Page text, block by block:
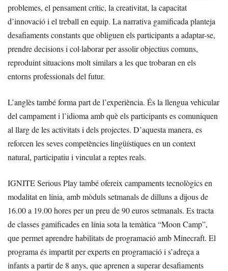
problemes, el pensament crític, la creativitat, la capacitat
d’innovació i el treball en equip. La narrativa gamificada planteja
desafiaments constants que obliguen els participants a adaptar-se,
prendre decisions i col·laborar per assolir objectius comuns,
reproduint situacions molt similars a les que trobaran en els
entorns professionals del futur.
L’anglès també forma part de l’experiència. És la llengua vehicular
del campament i l’idioma amb què els participants es comuniquen
al llarg de les activitats i dels projectes. D’aquesta manera, es
reforcen les seves competències lingüístiques en un context
natural, participatiu i vinculat a reptes reals.
IGNITE Serious Play també ofereix campaments tecnològics en
modalitat en línia, amb mòduls setmanals de dilluns a dijous de
16.00 a 19.00 hores per un preu de 90 euros setmanals. Es tracta
de classes gamificades en línia sota la temàtica “Moon Camp”,
que permet aprendre habilitats de programació amb Minecraft. El
programa és impartit per experts en programació i s’adreça a
infants a partir de 8 anys, que aprenen a superar desafiaments